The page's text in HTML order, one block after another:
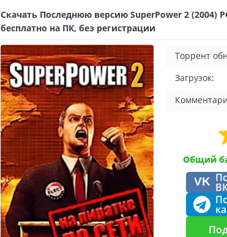
Скачать Последнюю версию SuperPower 2 (2004)
бесплатно на ПК, без регистрации
Торрент
Загрузок:
Общий
VK